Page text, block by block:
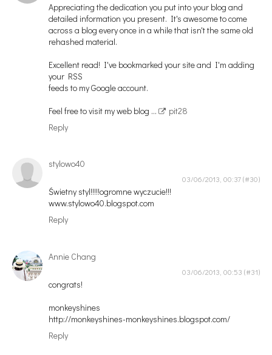
Appreciating the dedication you put into your blog and
detailed information you present. It's awesome to come
across a blog every once in a while that isn't the same old
rehashed material.
Excellent read! I've bookmarked your site and I'm adding
your RSS
feeds to my Google account.
Feel free to visit my web blog ...
pit28
Reply
stylowo40
03/06/2013, 00:37
Świetny styl!!!!!ogromne wyczucie!!!
www.stylowo40.blogspot.com
Reply
Annie Chang
03/06/2013, 00:53
congrats!
monkeyshines
http://monkeyshines-monkeyshines.blogspot.com/
Reply